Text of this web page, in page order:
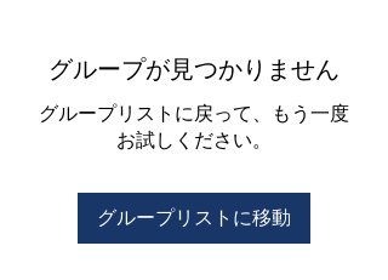
グループが見つかりません
グループリストに戻って、もう一度
お試しください。
グループリストに移動